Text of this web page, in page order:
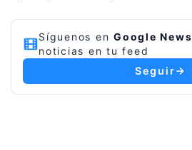
Síguenos en Google News
noticias en tu feed
Seguir